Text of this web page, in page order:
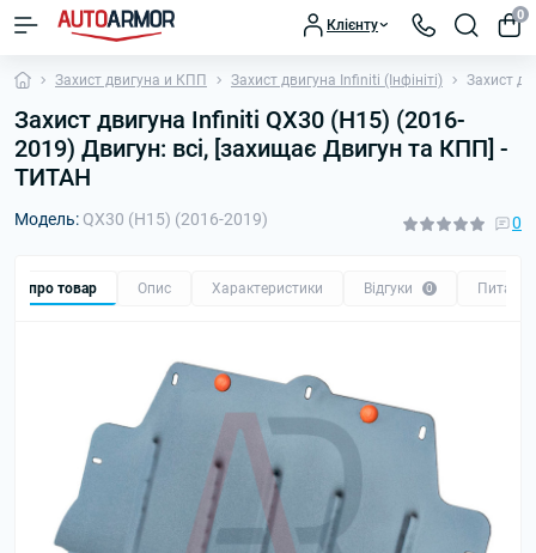
Клієнту
0
Захист двигуна и КПП Захист двигуна Infiniti (Інфініті) Захист
Захист двигуна Infiniti QX30 (H15) (2016-
2019) Двигун: всі, [захищає Двигун та КПП] -
ТИТАН
Модель: QX30 (H15) (2016-2019) 0
Все про товар Опис Характеристики Відгуки 0 Питання